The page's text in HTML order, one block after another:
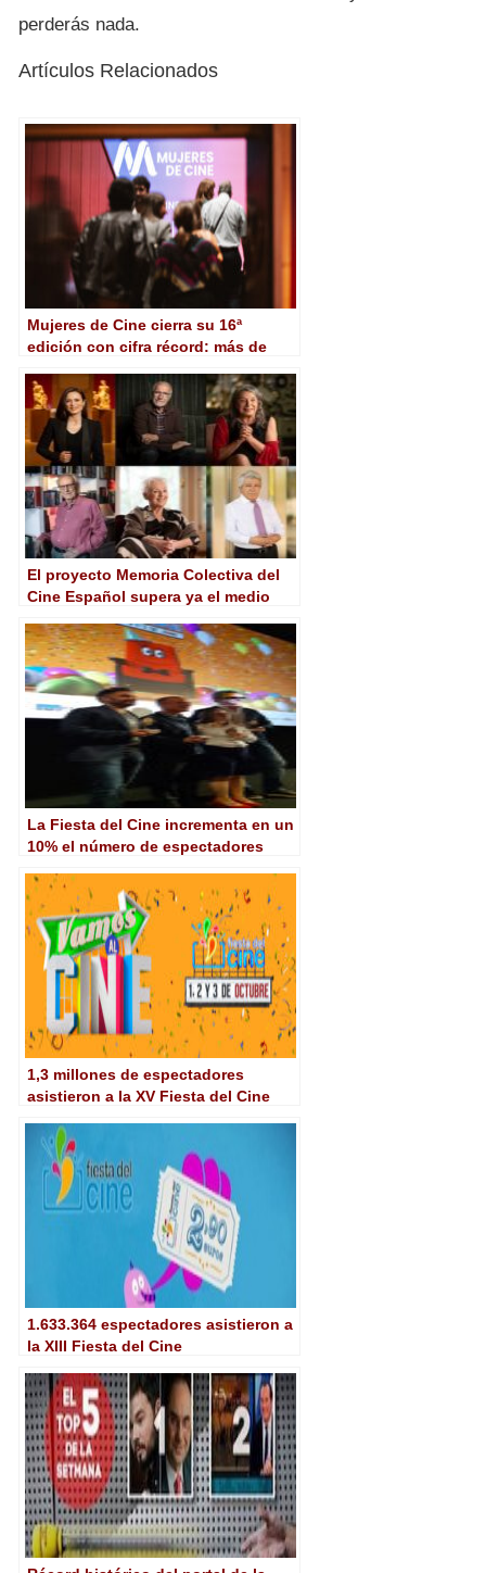
perderás nada.
Artículos Relacionados
Mujeres de Cine cierra su 16ª
edición con cifra récord: más de
El proyecto Memoria Colectiva del
Cine Español supera ya el medio
La Fiesta del Cine incrementa en un
10% el número de espectadores
1,3 millones de espectadores
asistieron a la XV Fiesta del Cine
1.633.364 espectadores asistieron a
la XIII Fiesta del Cine